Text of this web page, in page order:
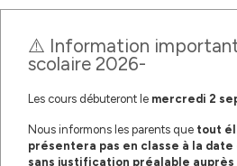
L'acquisition d'une formation solide,
culturelles mauritaniennes, notamment
pensée, de créativité et d'innovation ;
le développement intégral et équilibré
environnement scolaire de qualité ;
⚠️ Information
scolaire 2026-
Les cours débuteront le mercredi 2
Nous informons les parents que tout
présentera pas en classe à la date
sans justification préalable auprès